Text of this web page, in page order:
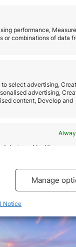
performance,
or combinations of data
select advertising,
advertising,
content, Develop and
devices, Identify
errors,
and
Manage
Notice
piso en
en España los
de
alemanes,
país. Si
siendo
que debes